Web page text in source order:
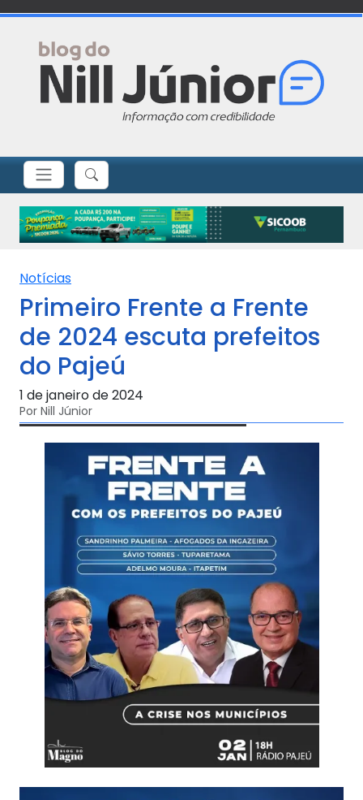
Notícias
Primeiro Frente a Frente
de 2024 escuta prefeitos
do Pajeú
1 de janeiro de 2024
Por Nill Júnior